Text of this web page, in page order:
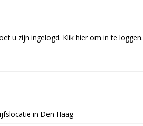
u zijn ingelogd. Klik hier om in te loggen.
in Den Haag